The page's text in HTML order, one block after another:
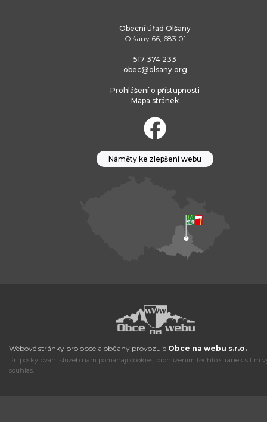
Obecní úřad Olšany
Olšany 66, 683 01
517 374 233
obec@olsany.org
Prohlášení o přístupnosti
Mapa stránek
Náměty ke zlepšení webu
Webové stránky pro obce a občany provozuje Obce na webu s.r.o.
Při poskytování služeb nám pomáhají cookies, prohlížením těchto stránek s tím
souhlas.